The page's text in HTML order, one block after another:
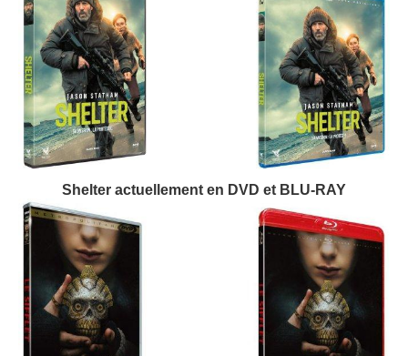
Shelter actuellement en DVD et BLU-RAY